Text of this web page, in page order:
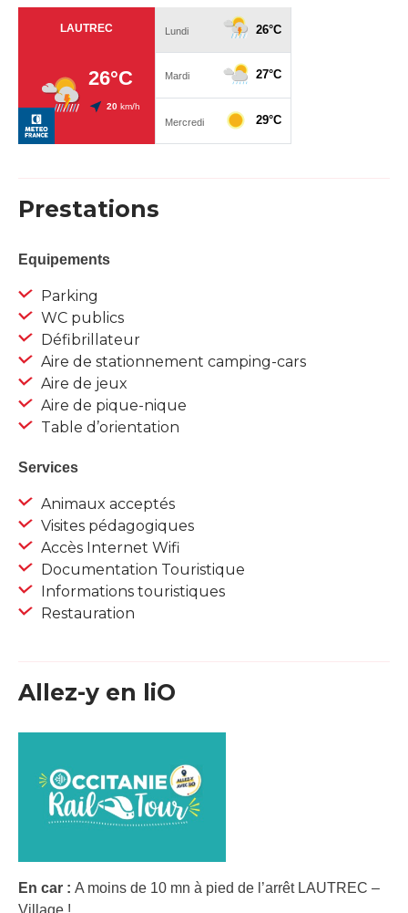
Prestations
Equipements
Parking
WC publics
Défibrillateur
Aire de stationnement camping-cars
Aire de jeux
Aire de pique-nique
Table d’orientation
Services
Animaux acceptés
Visites pédagogiques
Accès Internet Wifi
Documentation Touristique
Informations touristiques
Restauration
Allez-y en liO
En car : A moins de 10 mn à pied de l’arrêt LAUTREC –
Village !